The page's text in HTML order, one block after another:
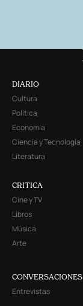
DIARIO
Cultura
Política
Economía
Ciencia y Tecnología
Literatura
CRITICA
Cine y TV
Libros
Música
Arte
CONVERSACIONES
Entrevistas